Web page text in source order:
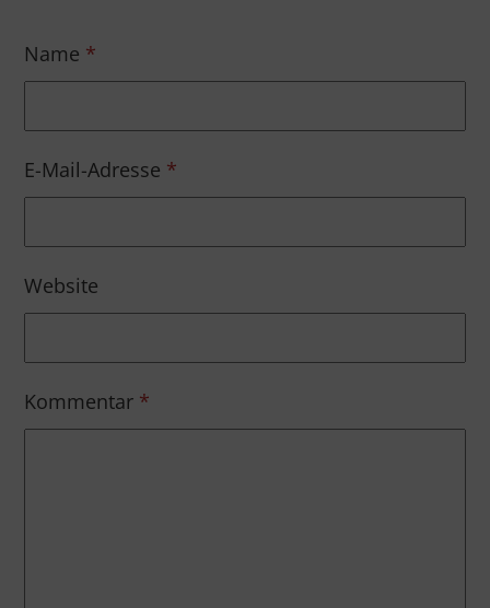
Name *
E-Mail-Adresse *
Website
Kommentar *